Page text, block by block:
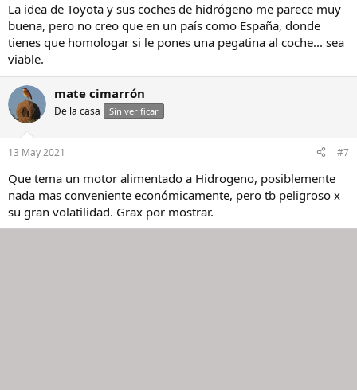
La idea de Toyota y sus coches de hidrógeno me parece muy
buena, pero no creo que en un país como España, donde
tienes que homologar si le pones una pegatina al coche... sea
viable.
mate cimarrón
De la casa Sin verificar
13 May 2021 #7
Que tema un motor alimentado a Hidrogeno, posiblemente
nada mas conveniente económicamente, pero tb peligroso x
su gran volatilidad. Grax por mostrar.